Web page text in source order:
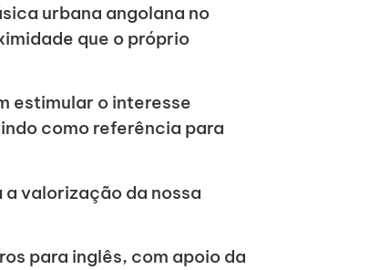
urbana angolana no
que o próprio
estimular o interesse
como referência para
valorização da nossa
para inglês, com apoio da